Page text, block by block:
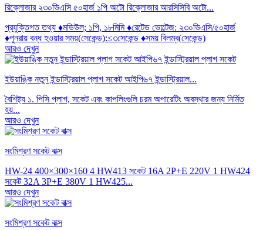
রিক্লোজার ২৩০ভিএসি ৫০হার্জ ১পি অটো রিক্লোজার আরসিসিবি অটো...
প্রযুক্তিগত তথ্য ♦মডিউল; ১পি, ১৮মিমি ♦রেটেড ভোল্টেজ: ২৩০ভিএসি/৫০হার্জ
♦পুনরায় বন্ধ হওয়ার সময়(সেকেন্ড):≤৩সেকেন্ড ♦সময় বিলম্ব(সেকেন্ড)
আরও দেখুন
ইউয়াঙ্কি নতুন ইন্ডাস্ট্রিয়াল প্লাগ সকেট আইপি৬৭ ইন্ডাস্ট্রিয়াল...
বৈশিষ্ট্য ১. পিসি প্লাগ, সকেট এবং কাপলিংগুলি চরম অপারেটিং অবস্থার জন্য নির্মিত
হয়...
আরও দেখুন
সংমিশ্রণ সকেট বাক্স
HW-24 400×300×160 4 HW413 সকেট 16A 2P+E 220V 1 HW424
সকেট 32A 3P+E 380V 1 HW425...
আরও দেখুন
সংমিশ্রণ সকেট বাক্স